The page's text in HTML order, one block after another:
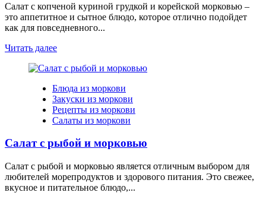
Салат с копченой куриной грудкой и корейской морковью –
это аппетитное и сытное блюдо, которое отлично подойдет
как для повседневного...
Читать далее
Блюда из моркови
Закуски из моркови
Рецепты из моркови
Салаты из моркови
Салат с рыбой и морковью
Салат с рыбой и морковью является отличным выбором для
любителей морепродуктов и здорового питания. Это свежее,
вкусное и питательное блюдо,...